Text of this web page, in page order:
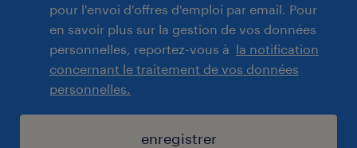
pour l'envoi d'offres d'emploi par email. Pour
en savoir plus sur la gestion de vos données
personnelles, reportez-vous à la notification
concernant le traitement de vos données
personnelles.
enregistrer